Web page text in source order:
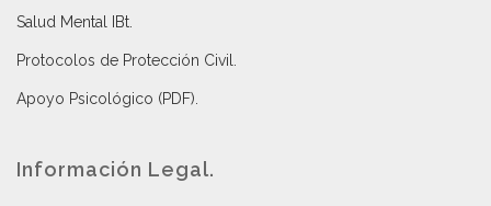
Salud Mental IBt
Protocolos de Protección Civil
Apoyo Psicológico (PDF)
Información Legal.